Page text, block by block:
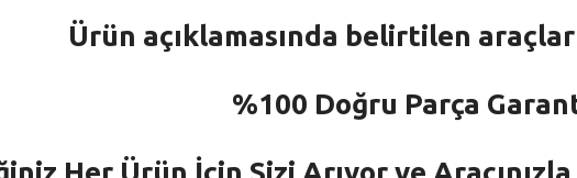
Ürün açıklamasında belirtilen
%100 Doğru Parça